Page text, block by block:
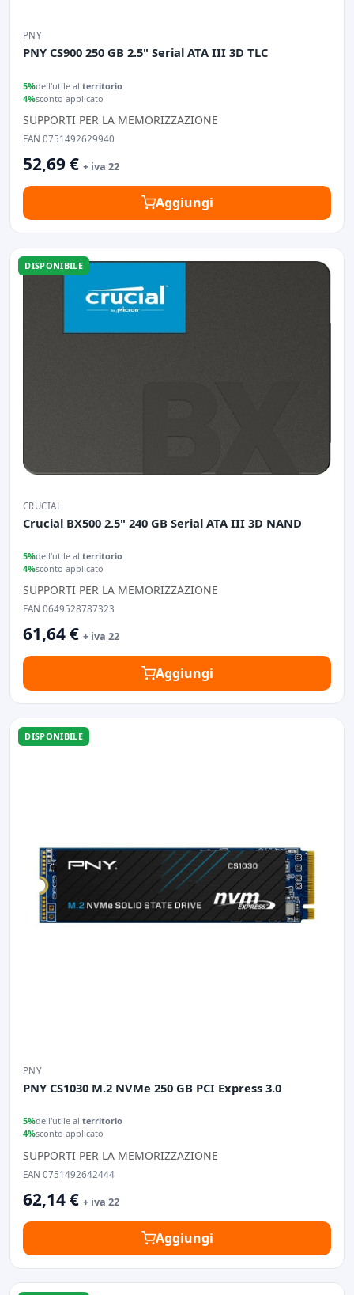
PNY
PNY CS900 250 GB 2.5" Serial ATA III 3D TLC
5%dell'utile al territorio
4%sconto applicato
SUPPORTI PER LA MEMORIZZAZIONE
EAN 0751492629940
52,69 € + iva 22
Aggiungi
DISPONIBILE
CRUCIAL
Crucial BX500 2.5" 240 GB Serial ATA III 3D NAND
5%dell'utile al territorio
4%sconto applicato
SUPPORTI PER LA MEMORIZZAZIONE
EAN 0649528787323
61,64 € + iva 22
Aggiungi
DISPONIBILE
PNY
PNY CS1030 M.2 NVMe 250 GB PCI Express 3.0
5%dell'utile al territorio
4%sconto applicato
SUPPORTI PER LA MEMORIZZAZIONE
EAN 0751492642444
62,14 € + iva 22
Aggiungi